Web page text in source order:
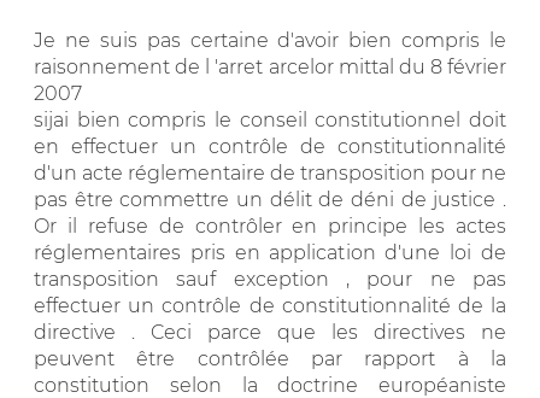
Je ne suis pas certaine d'avoir bien compris le
raisonnement de l 'arret arcelor mittal du 8 février
2007
sijai bien compris le conseil constitutionnel doit
en effectuer un contrôle de constitutionnalité
d'un acte réglementaire de transposition pour ne
pas être commettre un délit de déni de justice .
Or il refuse de contrôler en principe les actes
réglementaires pris en application d'une loi de
transposition sauf exception , pour ne pas
effectuer un contrôle de constitutionnalité de la
directive . Ceci parce que les directives ne
peuvent être contrôlée par rapport à la
constitution selon la doctrine européaniste